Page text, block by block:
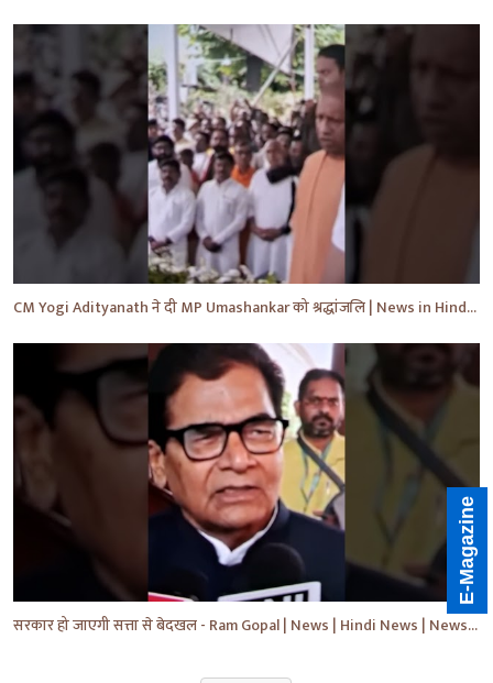
CM Yogi Adityanath ने दी MP Umashankar को श्रद्धांजलि | News in Hindi | News Today | #shorts #yt
सरकार हो जाएगी सत्ता से बेदखल - Ram Gopal | News | Hindi News | News Today | #shorts #ytshorts #yt
E-Magazine